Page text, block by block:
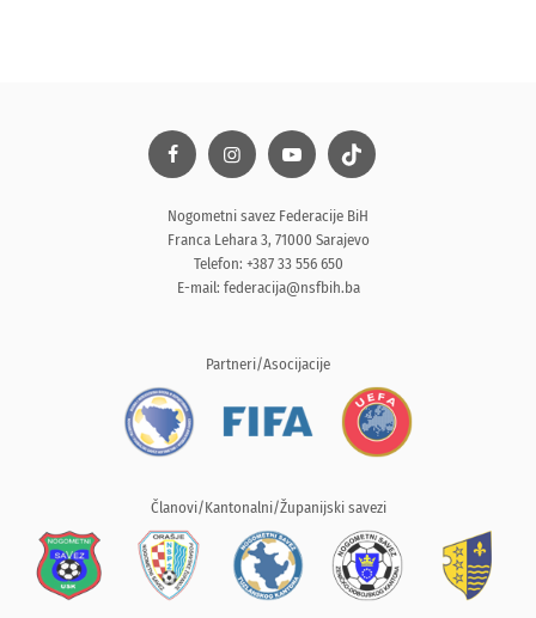
Nogometni savez Federacije BiH
Franca Lehara 3, 71000 Sarajevo
Telefon: +387 33 556 650
E-mail: federacija@nsfbih.ba
Partneri/Asocijacije
Članovi/Kantonalni/Županijski savezi